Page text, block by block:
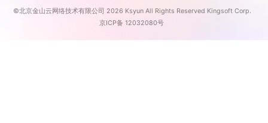
©北京金山云网络技术有限公司 2026 Ksyun All Rights Reserved Kingsoft Corp.
京ICP备 12032080号